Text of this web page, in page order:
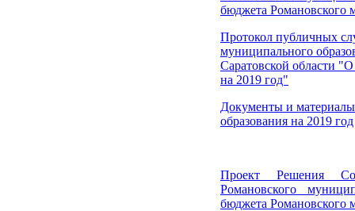
бюджета Романовского
Протокол публичных
муниципального
Саратовской области
на 2019 год"
Документы и
образования на 2019 год
Проект Решения
Романовского
бюджета Романовского